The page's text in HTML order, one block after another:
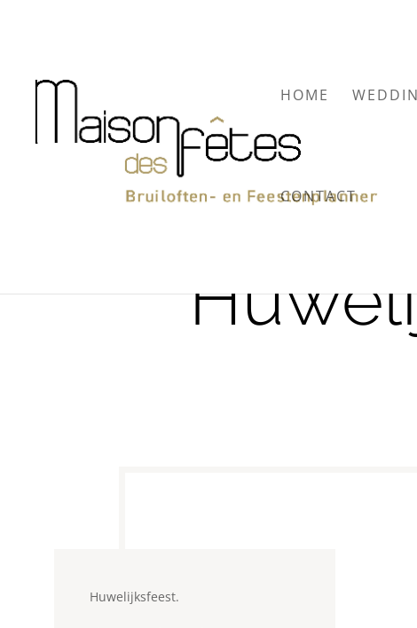
HOME
CONTACT
Huwelijksfeest.